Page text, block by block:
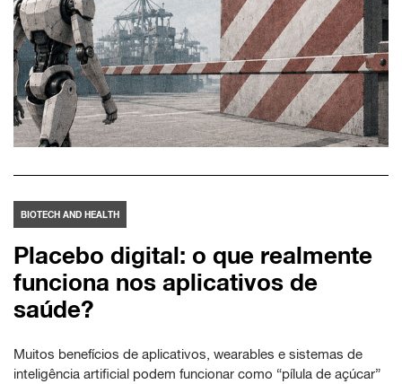
BIOTECH AND HEALTH
Placebo digital: o que realmente
funciona nos aplicativos de
saúde?
Muitos benefícios de aplicativos, wearables e sistemas de
inteligência artificial podem funcionar como “pílula de açúcar”